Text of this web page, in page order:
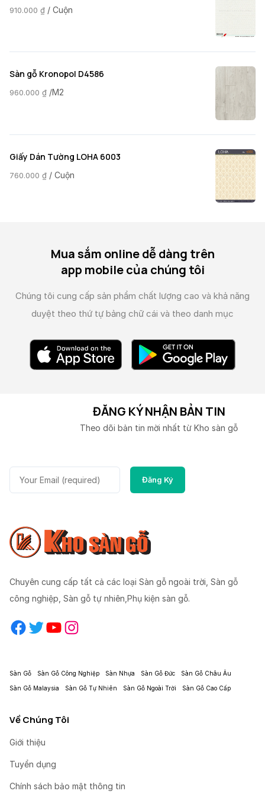
910.000 ₫ / Cuộn
Sàn gỗ Kronopol D4586
960.000 ₫ /M2
Giấy Dán Tường LOHA 6003
760.000 ₫ / Cuộn
Mua sắm online dễ dàng trên
app mobile của chúng tôi
Chúng tôi cung cấp sản phẩm chất lượng cao và khả năng
duyệt theo thứ tự bảng chữ cái và theo danh mục
ĐĂNG KÝ NHẬN BẢN TIN
Theo dõi bản tin mời nhất từ Kho sàn gỗ
Chuyên cung cấp tất cả các loại Sàn gỗ ngoài trời, Sàn gỗ
công nghiệp, Sàn gỗ tự nhiên,Phụ kiện sàn gỗ.
Facebook Twitter YouTube Instagram
Sàn Gỗ Sàn Gỗ Công Nghiệp Sàn Nhựa Sàn Gỗ Đức Sàn Gỗ Châu Âu
Sàn Gỗ Malaysia Sàn Gỗ Tự Nhiên Sàn Gỗ Ngoài Trời Sàn Gỗ Cao Cấp
Về Chúng Tôi
Giới thiệu
Tuyển dụng
Chính sách bảo mật thông tin